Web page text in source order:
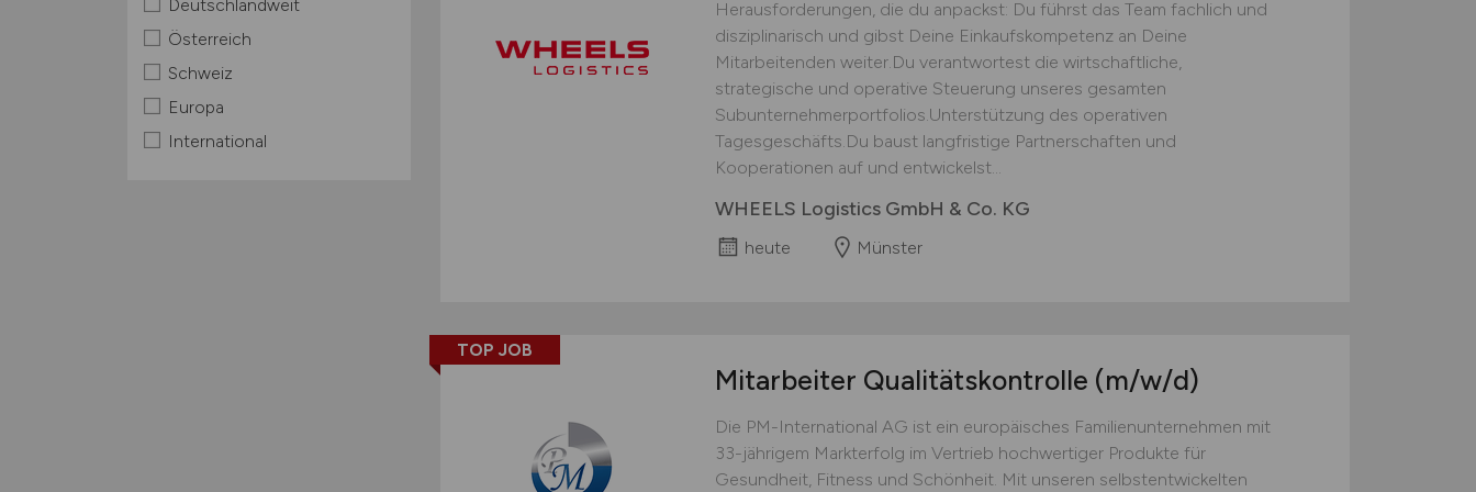
Deutschlandweit
Österreich
Schweiz
Europa
International
Herausforderungen, die du anpackst: Du führst das Team fachlich und
disziplinarisch und gibst Deine Einkaufskompetenz an Deine
Mitarbeitenden weiter.Du verantwortest die wirtschaftliche,
strategische und operative Steuerung unseres gesamten
Subunternehmerportfolios.Unterstützung des operativen
Tagesgeschäfts.Du baust langfristige Partnerschaften und
Kooperationen auf und entwickelst...
WHEELS Logistics GmbH & Co. KG
heute Münster
TOP JOB
Mitarbeiter Qualitätskontrolle (m/w/d)
Die PM-International AG ist ein europäisches Familienunternehmen mit
33-jährigem Markterfolg im Vertrieb hochwertiger Produkte für
Gesundheit, Fitness und Schönheit. Mit unseren selbstentwickelten